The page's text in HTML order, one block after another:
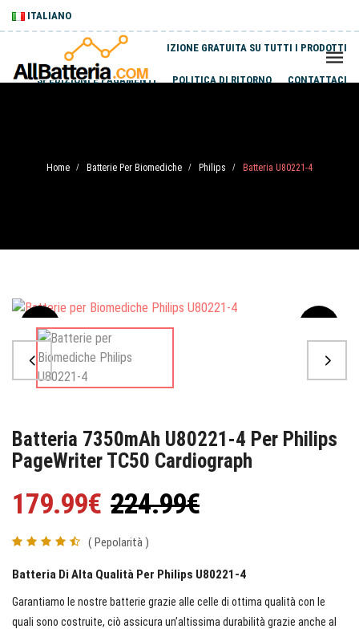
ITALIANO
SPEDIZIONE GRATUITA SU TUTTI I PRODOTTI
SPEDIZIONI E PAGAMENTI POLITICA DI RITORNO CONTATTACI
Home / Batterie Per Biomediche / Philips / Batteria U80221-4
Sale
Batteria 7350mAh U80221-4 Per Philips
PageWriter TC50 Cardiograph
179.99€ 224.99€
( Pepolarità )
Batteria Di Alta Qualità Per Philips U80221-4
Garantiamo le nostre batterie grazie alle celle di ottima qualità con le
quali sono costruite, ciò assicura un’altissima durabilità grazie anche al